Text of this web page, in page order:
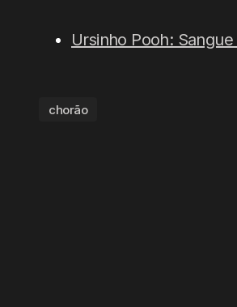
Ursinho Pooh:
chorão